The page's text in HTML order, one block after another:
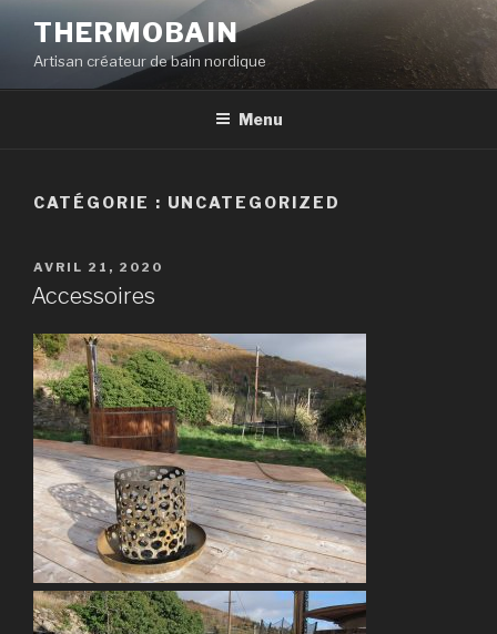
contenu
principal
THERMOBAIN
Artisan créateur de bain nordique
Menu
CATÉGORIE : UNCATEGORIZED
PUBLIÉ
LE
AVRIL 21, 2020
Accessoires